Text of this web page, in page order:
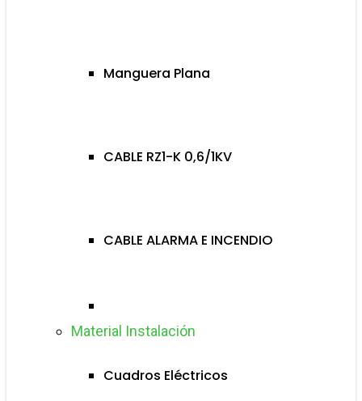
Manguera Plana
CABLE RZ1-K 0,6/1KV
CABLE ALARMA E INCENDIO
Material Instalación
Cuadros Eléctricos